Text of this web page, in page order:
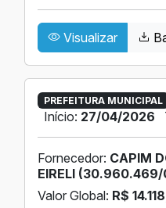
Visualizar
PREFEITURA MUNICIPAL
Início: 27/04/2026
Fornecedor: CAPIM
EIRELI
Valor Global: R$